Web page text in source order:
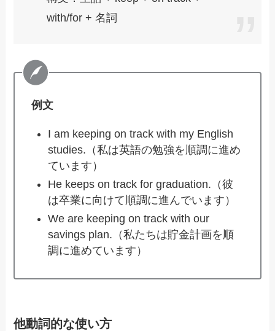
with/for + 名詞
例文
I am keeping on track with my English
studies.（私は英語の勉強を順調に進め
ています）
He keeps on track for graduation.（彼
は卒業に向けて順調に進んでいます）
We are keeping on track with our
savings plan.（私たちは貯金計画を順
調に進めています）
他動詞的な使い方